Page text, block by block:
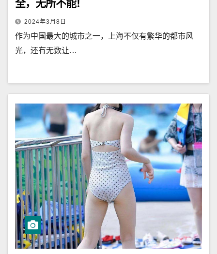
全，无所不能！
2024年3月8日
作为中国最大的城市之一，上海不仅有繁华的都市风
光，还有无数让…